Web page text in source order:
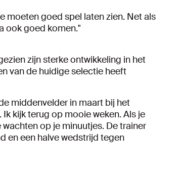
moeten goed spel laten zien. Net als
ook goed komen."
zijn sterke ontwikkeling in het
van de huidige selectie heeft
middenvelder in maart bij het
kijk terug op mooie weken. Als je
op je minuutjes. De trainer
en een halve wedstrijd tegen